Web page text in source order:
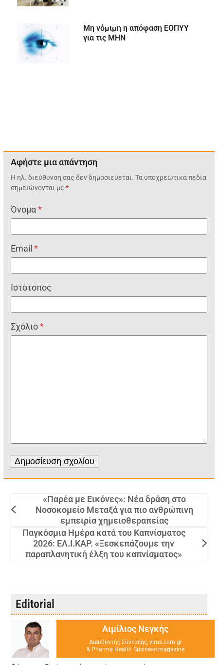
Μη νόμιμη η απόφαση ΕΟΠΥΥ
για τις ΜΗΝ
Αφήστε μια απάντηση
Η ηλ. διεύθυνση σας δεν δημοσιεύεται. Τα υποχρεωτικά πεδία
σημειώνονται με*
Όνομα*
Email*
Ιστότοπος
Σχόλιο*
«Παρέα με Εικόνες»: Νέα δράση στο
Νοσοκομείο Μεταξά για πιο ανθρώπινη
εμπειρία χημειοθεραπείας
Παγκόσμια Ημέρα κατά του Καπνίσματος
2026: ΕΛ.Ι.ΚΑΡ. «Ξεσκεπάζουμε την
παραπλανητική έλξη του καπνίσματος»
Editorial
Αιμίλιος Νεγκής
Διευθυντής Σύνταξης, virus.com.gr
& Pharma Health Business magazine